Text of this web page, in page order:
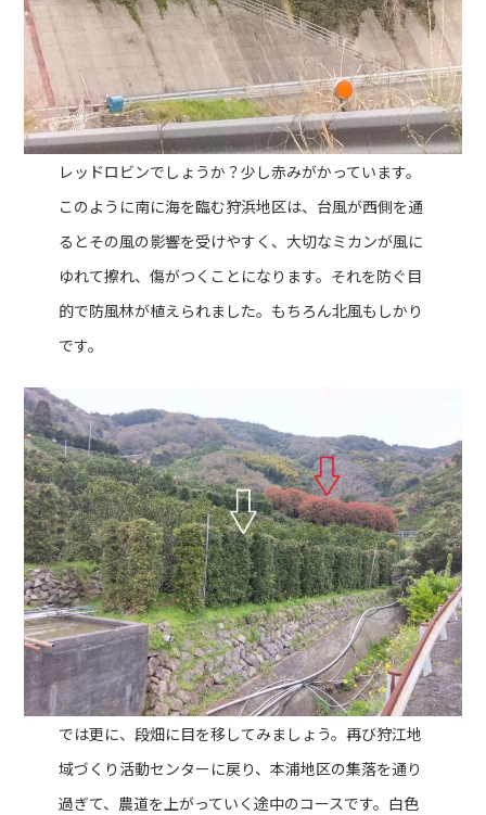
レッドロビンでしょうか？少し赤みがかっています。
このように南に海を臨む狩浜地区は、台風が西側を通
るとその風の影響を受けやすく、大切なミカンが風に
ゆれて擦れ、傷がつくことになります。それを防ぐ目
的で防風林が植えられました。もちろん北風もしかり
です。
では更に、段畑に目を移してみましょう。再び狩江地
域づくり活動センターに戻り、本浦地区の集落を通り
過ぎて、農道を上がっていく途中のコースです。白色